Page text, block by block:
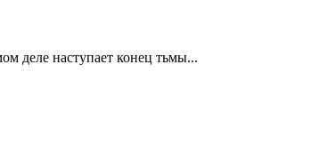
деле наступает конец тьмы...